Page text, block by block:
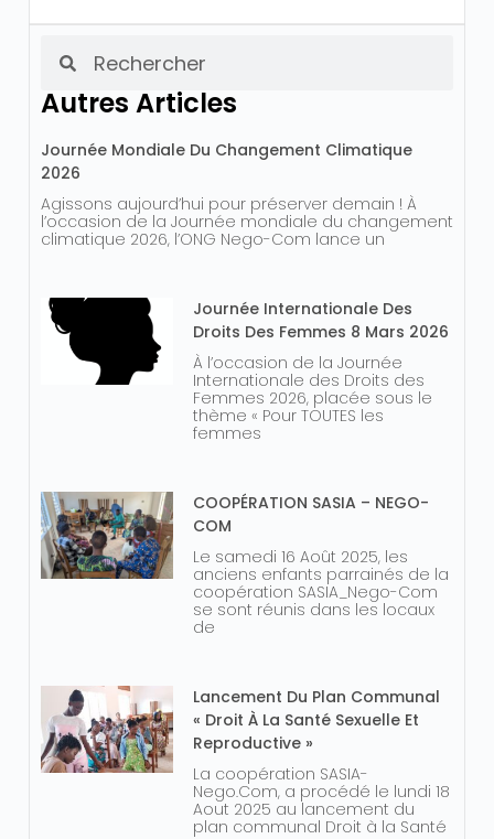
Autres Articles
Journée Mondiale Du Changement Climatique
2026
Agissons aujourd’hui pour préserver demain ! À
l’occasion de la Journée mondiale du changement
climatique 2026, l’ONG Nego-Com lance un
Journée Internationale Des
Droits Des Femmes 8 Mars 2026
À l’occasion de la Journée
Internationale des Droits des
Femmes 2026, placée sous le
thème « Pour TOUTES les
femmes
COOPÉRATION SASIA – NEGO-
COM
Le samedi 16 Août 2025, les
anciens enfants parrainés de la
coopération SASIA_Nego-Com
se sont réunis dans les locaux
de
Lancement Du Plan Communal
« Droit À La Santé Sexuelle Et
Reproductive »
La coopération SASIA-
Nego.Com, a procédé le lundi 18
Aout 2025 au lancement du
plan communal Droit à la Santé